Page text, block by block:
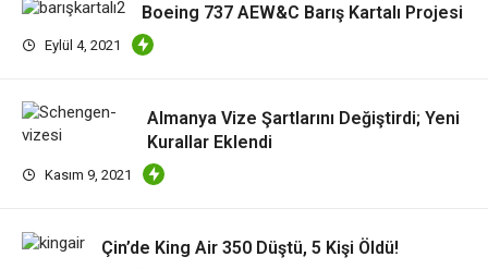
Boeing 737 AEW&C Barış Kartalı Projesi
Eylül 4, 2021
Almanya Vize Şartlarını Değiştirdi; Yeni
Kurallar Eklendi
Kasım 9, 2021
Çin’de King Air 350 Düştü, 5 Kişi Öldü!